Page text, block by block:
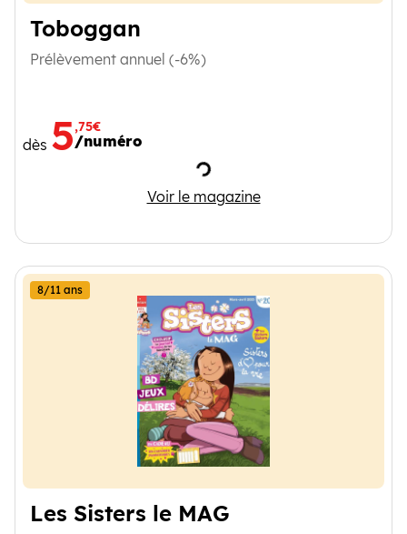
Toboggan
Prélèvement annuel (-6%)
dès 5,75€
/numéro
Chargement
Voir le magazine
Toboggan
Les Sisters le MAG
8/11 ans